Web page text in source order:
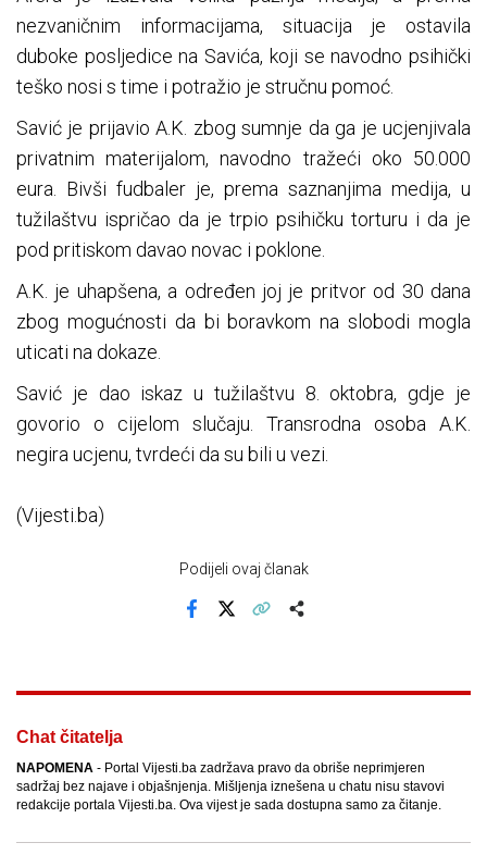
nezvaničnim informacijama, situacija je ostavila
duboke posljedice na Savića, koji se navodno psihički
teško nosi s time i potražio je stručnu pomoć.
Savić je prijavio A.K. zbog sumnje da ga je ucjenjivala
privatnim materijalom, navodno tražeći oko 50.000
eura. Bivši fudbaler je, prema saznanjima medija, u
tužilaštvu ispričao da je trpio psihičku torturu i da je
pod pritiskom davao novac i poklone.
A.K. je uhapšena, a određen joj je pritvor od 30 dana
zbog mogućnosti da bi boravkom na slobodi mogla
uticati na dokaze.
Savić je dao iskaz u tužilaštvu 8. oktobra, gdje je
govorio o cijelom slučaju. Transrodna osoba A.K.
negira ucjenu, tvrdeći da su bili u vezi.
(Vijesti.ba)
Podijeli ovaj članak
Chat čitatelja
NAPOMENA - Portal Vijesti.ba zadržava pravo da obriše neprimjeren
sadržaj bez najave i objašnjenja. Mišljenja iznešena u chatu nisu stavovi
redakcije portala Vijesti.ba. Ova vijest je sada dostupna samo za čitanje.